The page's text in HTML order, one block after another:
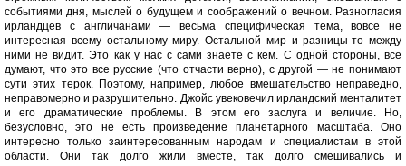
событиями дня, мыслей о будущем и соображений о вечном. Разногласия
ирландцев с англичанами — весьма специфическая тема, вовсе не
интересная всему остальному миру. Остальной мир и разницы-то между
ними не видит. Это как у нас с сами знаете с кем. С одной стороны, все
думают, что это все русские (что отчасти верно), с другой — не понимают
сути этих терок. Поэтому, например, любое вмешательство неправедно,
неправомерно и разрушительно. Джойс увековечил ирландский менталитет
и его драматические проблемы. В этом его заслуга и величие. Но,
безусловно, это не есть произведение планетарного масштаба. Оно
интересно только заинтересованным народам и специалистам в этой
области. Они так долго жили вместе, так долго смешивались и